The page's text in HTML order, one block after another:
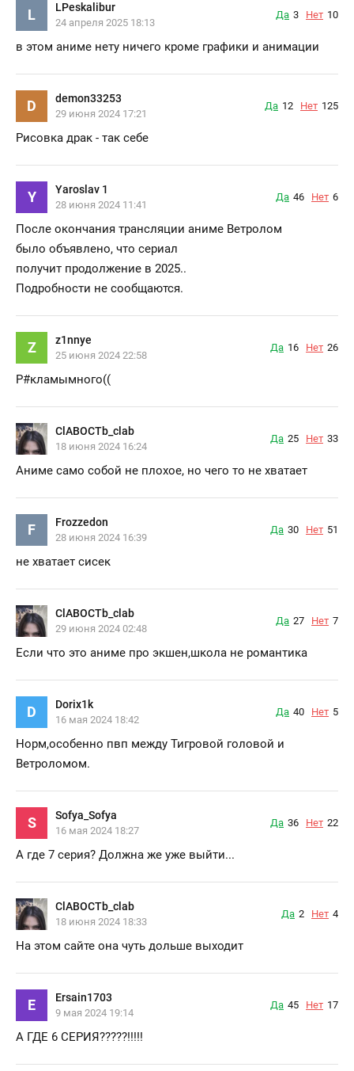
L LPeskalibur
24 апреля 2025 18:13
Да 3 Нет 10
в этом аниме нету ничего кроме графики и анимации
D demon33253
29 июня 2024 17:21
Да 12 Нет 125
Рисовка драк - так себе
Y Yaroslav 1
28 июня 2024 11:41
Да 46 Нет 6
После окончания трансляции аниме Ветролом
было объявлено, что сериал
получит продолжение в 2025..
Подробности не сообщаются.
Z z1nnye
25 июня 2024 22:58
Да 16 Нет 26
Р#кламымного((
ClABOCTb_clab
18 июня 2024 16:24
Да 25 Нет 33
Аниме само собой не плохое, но чего то не хватает
F Frozzedon
28 июня 2024 16:39
Да 30 Нет 51
не хватает сисек
ClABOCTb_clab
29 июня 2024 02:48
Да 27 Нет 7
Если что это аниме про экшен,школа не романтика
D Dorix1k
16 мая 2024 18:42
Да 40 Нет 5
Норм,особенно пвп между Тигровой головой и
Ветроломом.
S Sofya_Sofya
16 мая 2024 18:27
Да 36 Нет 22
А где 7 серия? Должна же уже выйти...
ClABOCTb_clab
18 июня 2024 18:33
Да 2 Нет 4
На этом сайте она чуть дольше выходит
E Ersain1703
9 мая 2024 19:14
Да 45 Нет 17
А ГДЕ 6 СЕРИЯ?????!!!!!